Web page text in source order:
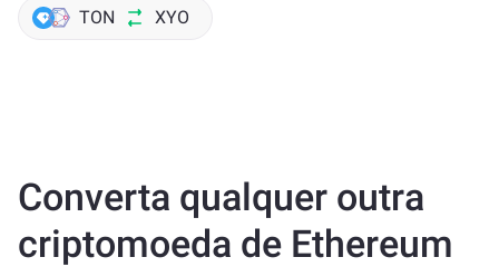
TON XYO
Converta qualquer outra
criptomoeda de Ethereum